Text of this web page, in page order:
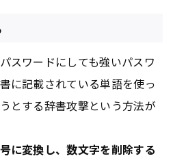
スワードにしても強いパスワ
に記載されている単語を使っ
とする辞書攻撃という方法が
に変換し、数文字を削除する